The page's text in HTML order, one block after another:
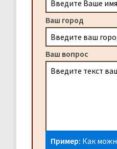
Ваш город
Ваш вопрос
Пример: Как